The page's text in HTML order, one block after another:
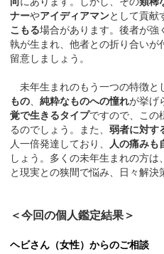
ナーやアイディアマンとして貢献
こもる場合があります。後者が強
執が生まれ、他者との折り合い
留意しましょう。
未年生まれのもう一つの特徴と
もの
純粋なものへの憧れが挙げ
覚で生きるタイプですので、この
るのでしょう。また、 弱者に対す
人一倍発達しており、
人の痛みも
しょう。多くの未年生まれの方
と現実との狭間で悩み、日々解決
＜今回の個人鑑定結果＞
ヘビさん（女性）からのご相談